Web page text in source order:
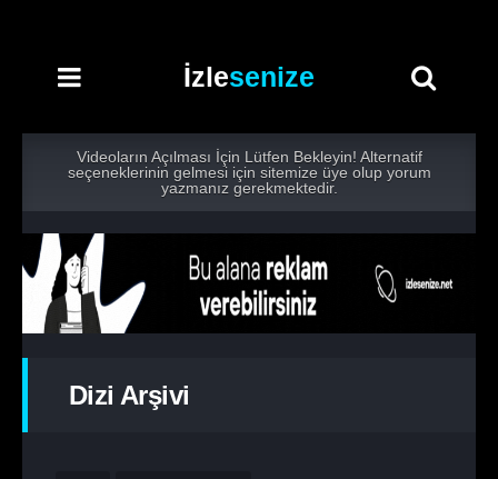
İzlesenize
Videoların Açılması İçin Lütfen Bekleyin! Alternatif
seçeneklerinin gelmesi için sitemize üye olup yorum
yazmanız gerekmektedir.
Dizi Arşivi